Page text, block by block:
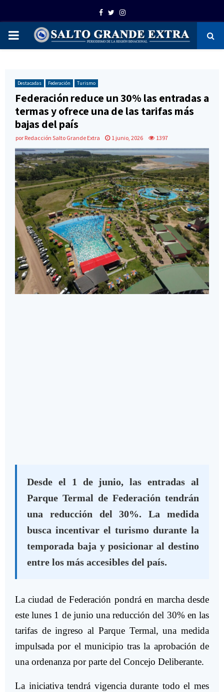
Facebook
TwitterInstagram
PRIMARY
Destacadas Federación Turismo
Federación reduce un 30% las entradas a
termas y ofrece una de las tarifas más
bajas del país
por Redacción Salto Grande Extra 1 junio, 2026 1397
Desde el 1 de junio, las entradas al
Parque Termal de Federación tendrán
una reducción del 30%. La medida
busca incentivar el turismo durante la
temporada baja y posicionar al destino
entre los más accesibles del país.
La ciudad de Federación pondrá en marcha desde
este lunes 1 de junio una reducción del 30% en las
tarifas de ingreso al Parque Termal, una medida
impulsada por el municipio tras la aprobación de
una ordenanza por parte del Concejo Deliberante.
La iniciativa tendrá vigencia durante todo el mes